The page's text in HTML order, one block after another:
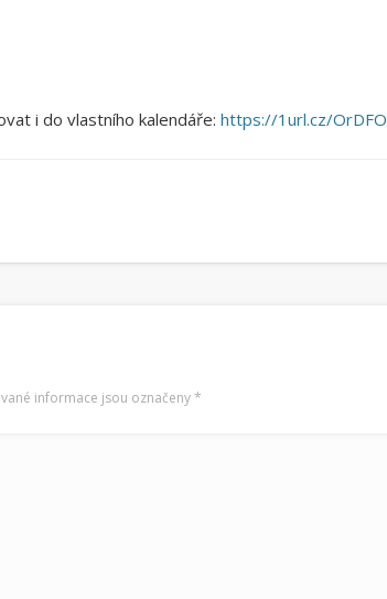
i do vlastního kalendáře:https://1url.cz/OrDFO
informace jsou označeny*